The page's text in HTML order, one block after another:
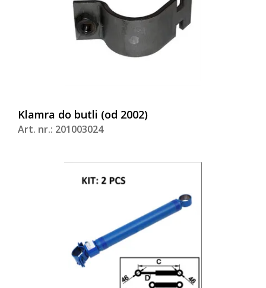
Klamra do butli (od 2002)
Art. nr.: 201003024